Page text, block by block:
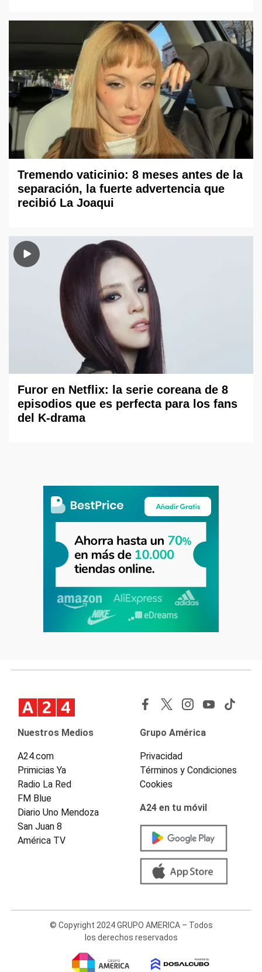
Tremendo vaticinio: 8 meses antes de la
separación, la fuerte advertencia que
recibió La Joaqui
Furor en Netflix: la serie coreana de 8
episodios que es perfecta para los fans
del K-drama
Nuestros Medios
A24.com
Primicias Ya
Radio La Red
FM Blue
Diario Uno Mendoza
San Juan 8
América TV
Grupo América
Privacidad
Términos y Condiciones
Cookies
A24 en tu móvil
© Copyright 2024 GRUPO AMERICA – Todos
los derechos reservados